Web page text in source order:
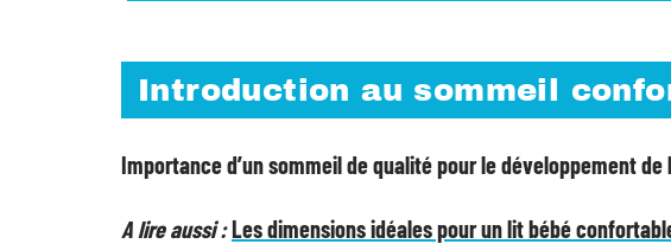
Introduction au sommeil
Importance d’un sommeil de qualité pour le développement de
A lire aussi :Les dimensions idéales pour un lit bébé